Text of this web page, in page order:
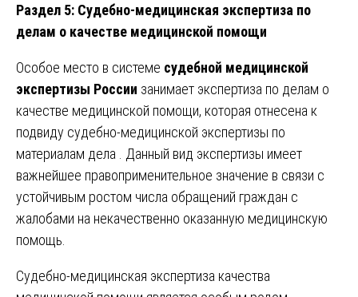
Раздел 5: Судебно-медицинская экспертиза по
делам о качестве медицинской помощи
Особое место в системе судебной медицинской
экспертизы России занимает экспертиза по делам о
качестве медицинской помощи, которая отнесена к
подвиду судебно-медицинской экспертизы по
материалам дела . Данный вид экспертизы имеет
важнейшее правоприменительное значение в связи с
устойчивым ростом числа обращений граждан с
жалобами на некачественно оказанную медицинскую
помощь.
Судебно-медицинская экспертиза качества